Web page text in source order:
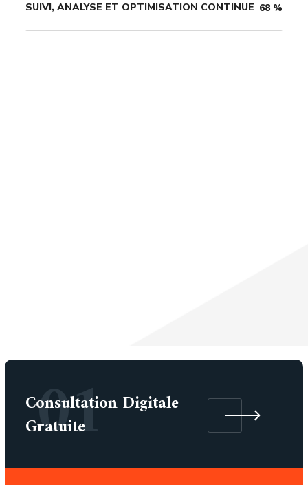
SUIVI, ANALYSE ET OPTIMISATION CONTINUE 68 %
01
Consultation Digitale
Gratuite